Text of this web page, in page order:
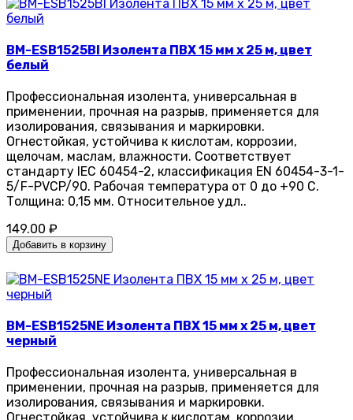
BM-ESB1525BI Изолента ПВХ 15 мм x 25 м, цвет
белый
Профессиональная изолента, универсальная в
применении, прочная на разрыв, применяется для
изолирования, связывания и маркировки.
Огнестойкая, устойчива к кислотам, коррозии,
щелочам, маслам, влажности. Соответствует
стандарту IEC 60454-2, классификация EN 60454-3-1-
5/F-PVCP/90. Рабочая температура от 0 до +90 С.
Толщина: 0,15 мм. Относительное удл..
149.00 ₽
Добавить в корзину
BM-ESB1525NE Изолента ПВХ 15 мм x 25 м, цвет
черный
Профессиональная изолента, универсальная в
применении, прочная на разрыв, применяется для
изолирования, связывания и маркировки.